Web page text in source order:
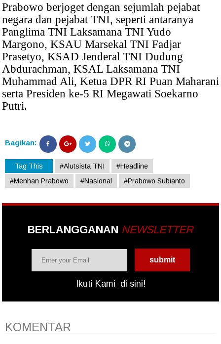
Prabowo berjoget dengan sejumlah pejabat
negara dan pejabat TNI, seperti antaranya
Panglima TNI Laksamana TNI Yudo
Margono, KSAU Marsekal TNI Fadjar
Prasetyo, KSAD Jenderal TNI Dudung
Abdurachman, KSAL Laksamana TNI
Muhammad Ali, Ketua DPR RI Puan Maharani
serta Presiden ke-5 RI Megawati Soekarno
Putri.
Bagikan:
Tag This #Alutsista TNI
#Headline
#Menhan Prabowo
#Nasional #Prabowo Subianto
BERLANGGANAN NEWSLETTER
Ikuti Kami di sini!
KOMENTAR